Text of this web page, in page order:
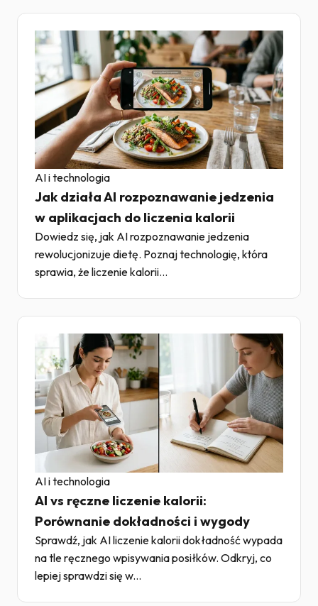
AI i technologia
Jak działa AI rozpoznawanie jedzenia
w aplikacjach do liczenia kalorii
Dowiedz się, jak AI rozpoznawanie jedzenia
rewolucjonizuje dietę. Poznaj technologię, która
sprawia, że liczenie kalorii...
AI i technologia
AI vs ręczne liczenie kalorii:
Porównanie dokładności i wygody
Sprawdź, jak AI liczenie kalorii dokładność wypada
na tle ręcznego wpisywania posiłków. Odkryj, co
lepiej sprawdzi się w...